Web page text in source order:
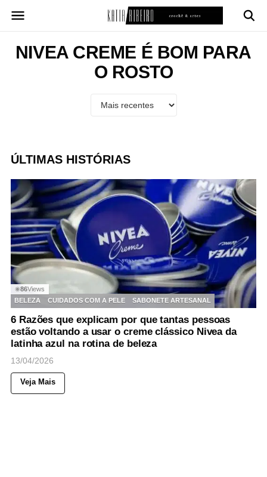
para
conteúdo
NIVEA CREME É BOM PARA
O ROSTO
ÚLTIMAS HISTÓRIAS
◉86Views
BELEZA
CUIDADOS COM A PELE SABONETE ARTESANAL
6 Razões que explicam por que tantas pessoas
estão voltando a usar o creme clássico Nivea da
latinha azul na rotina de beleza
13/04/2026
Veja Mais